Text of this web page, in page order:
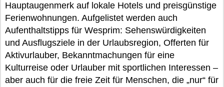
Hauptaugenmerk auf lokale Hotels und preisgünstige
Ferienwohnungen. Aufgelistet werden auch
Aufenthaltstipps für Wesprim: Sehenswürdigkeiten
und Ausflugsziele in der Urlaubsregion, Offerten für
Aktivurlauber, Bekanntmachungen für eine
Kulturreise oder Urlauber mit sportlichen Interessen –
aber auch für die freie Zeit für Menschen, die „nur“ für